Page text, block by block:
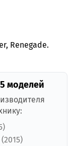
Renegade.
моделей
(2015)